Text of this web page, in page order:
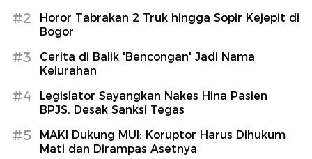
#2
Horor Tabrakan 2 Truk hingga Sopir Kejepit di
Bogor
#3
Cerita di Balik 'Bencongan' Jadi Nama
Kelurahan
#4
Legislator Sayangkan Nakes Hina Pasien
BPJS, Desak Sanksi Tegas
#5
MAKI Dukung MUI: Koruptor Harus Dihukum
Mati dan Dirampas Asetnya